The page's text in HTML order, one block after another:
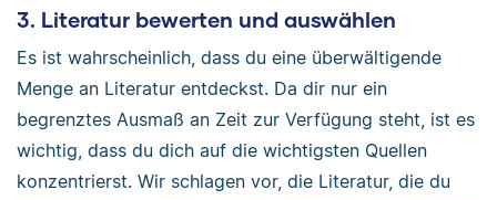
3. Literatur bewerten und auswählen
Es ist wahrscheinlich, dass du eine überwältigende
Menge an Literatur entdeckst. Da dir nur ein
begrenztes Ausmaß an Zeit zur Verfügung steht, ist es
wichtig, dass du dich auf die wichtigsten Quellen
konzentrierst. Wir schlagen vor, die Literatur, die du